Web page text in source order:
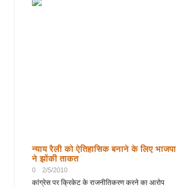
न्याय रैली को ऐतिहासिक बनाने के लिए भाजपा
ने झोंकी ताकत
0 2/5/2010
कांग्रेस पर क्रिकेट के राजनीतिकरण करने का आरोप